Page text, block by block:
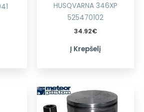
HUSQVARNA 346XP
525470102
34.92€
Į Krepšelį